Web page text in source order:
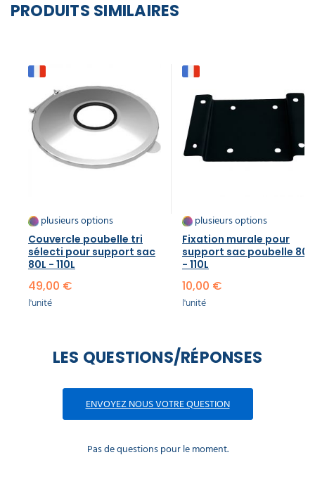
PRODUITS SIMILAIRES
plusieurs options
Couvercle poubelle​ tri
sélecti pour support sac
80L - 110L
49,00 €
l'unité
plusieurs options
Fixation murale pour
support sac poubelle 80L
- 110L
10,00 €
l'unité
LES QUESTIONS/RÉPONSES
ENVOYEZ NOUS VOTRE QUESTION
Pas de questions pour le moment.